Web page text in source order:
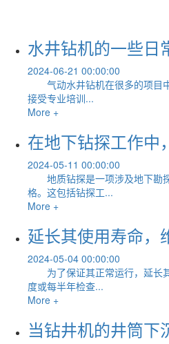
水井钻机的一些日
2024-06-21 00:00:00
气动水井钻机在很多的项目
接受专业培训...
More +
在地下钻探工作中
2024-05-11 00:00:00
地质钻探是一项涉及地下勘
格。这包括钻探工...
More +
延长其使用寿命，
2024-05-04 00:00:00
为了保证其正常运行，延长
度或每半年检查...
More +
当钻井机的井筒下